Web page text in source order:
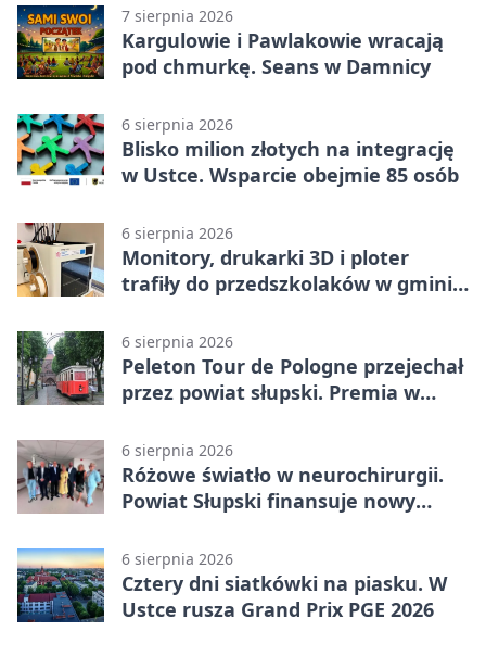
7 sierpnia 2026
Kargulowie i Pawlakowie wracają
pod chmurkę. Seans w Damnicy
6 sierpnia 2026
Blisko milion złotych na integrację
w Ustce. Wsparcie obejmie 85 osób
6 sierpnia 2026
Monitory, drukarki 3D i ploter
trafiły do przedszkolaków w gminie
6 sierpnia 2026
Peleton Tour de Pologne przejechał
przez powiat słupski. Premia w
6 sierpnia 2026
Różowe światło w neurochirurgii.
Powiat Słupski finansuje nowy
6 sierpnia 2026
Cztery dni siatkówki na piasku. W
Ustce rusza Grand Prix PGE 2026